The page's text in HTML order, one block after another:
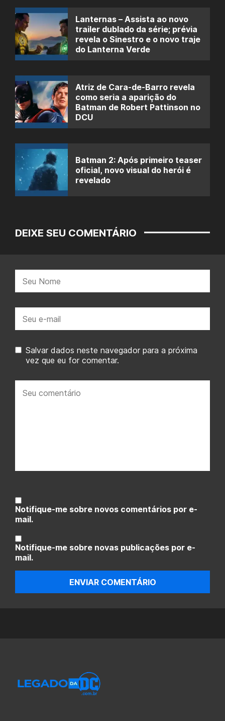
Lanternas – Assista ao novo
trailer dublado da série; prévia
revela o Sinestro e o novo traje
do Lanterna Verde
Atriz de Cara-de-Barro revela
como seria a aparição do
Batman de Robert Pattinson no
DCU
Batman 2: Após primeiro teaser
oficial, novo visual do herói é
revelado
DEIXE SEU COMENTÁRIO
mail:
Salvar dados neste navegador para a próxima
vez que eu for comentar.
comentário:
Notifique-me sobre novos comentários por e-
mail.
Notifique-me sobre novas publicações por e-
mail.
ENVIAR COMENTÁRIO